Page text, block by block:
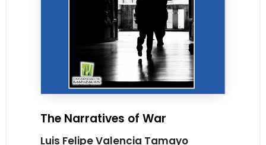
The Narratives of War
Luis Felipe Valencia Tamayo